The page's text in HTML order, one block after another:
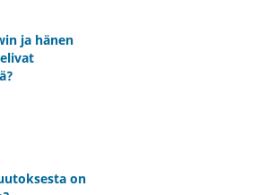
ja hänen
on